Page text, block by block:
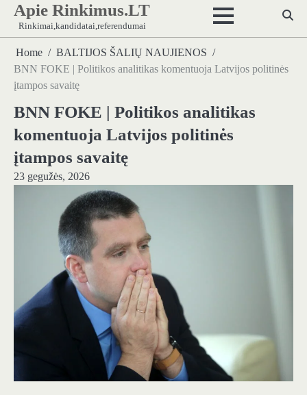
Skip
content
Apie Rinkimus.LT
Rinkimai,kandidatai,referendumai
Home
BALTIJOS ŠALIŲ NAUJIENOS
BNN FOKE | Politikos analitikas komentuoja Latvijos politinės
įtampos savaitę
BNN FOKE | Politikos analitikas
komentuoja Latvijos politinės
įtampos savaitę
23 gegužės, 2026